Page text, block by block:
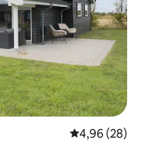
Note
4,96 (28)